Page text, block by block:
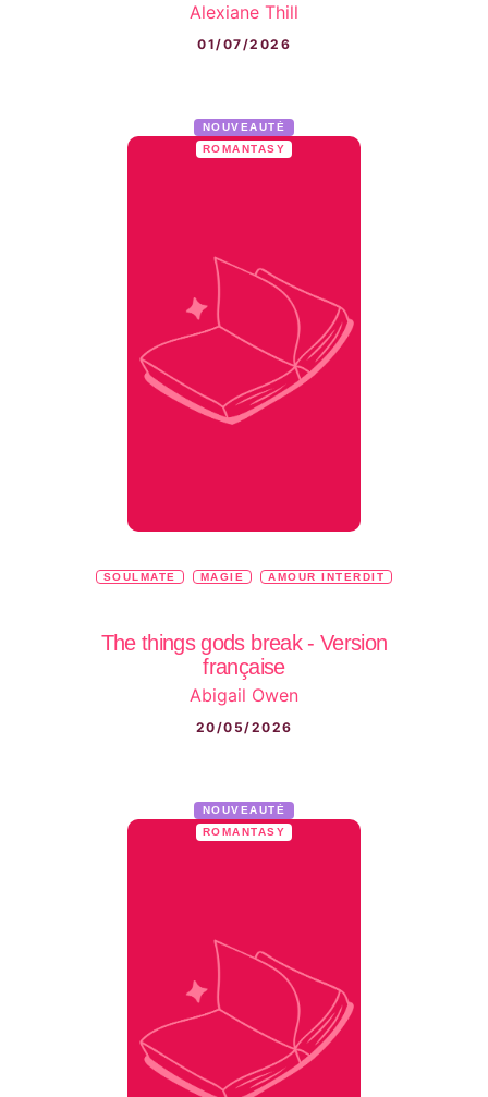
Alexiane Thill
01/07/2026
NOUVEAUTÉ
ROMANTASY
SOULMATE MAGIE AMOUR INTERDIT
The things gods break - Version
française
Abigail Owen
20/05/2026
NOUVEAUTÉ
ROMANTASY